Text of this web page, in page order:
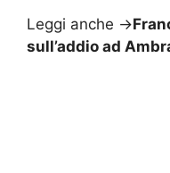
Leggi anche ->
sull’addio ad